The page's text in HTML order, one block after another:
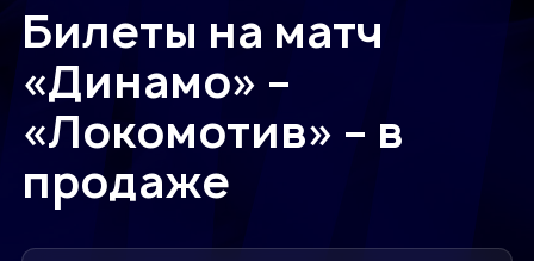
Билеты на матч
«Динамо» –
«Локомотив» – в
продаже